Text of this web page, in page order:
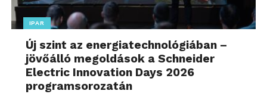
IPAR
Új szint az energiatechnológiában –
jövőálló megoldások a Schneider
Electric Innovation Days 2026
programsorozatán